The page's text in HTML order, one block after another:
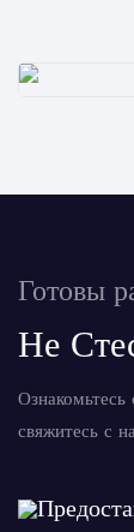
Готовы
Не
свяжитесь с